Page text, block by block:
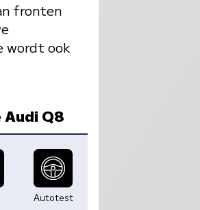
fronten
wordt ook
Audi Q8
Autotest